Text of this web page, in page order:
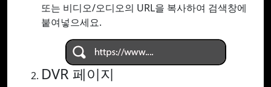
또는 비디오/오디오의 URL을 복사하여 검색창에
붙여넣으세요.
DVR 페이지